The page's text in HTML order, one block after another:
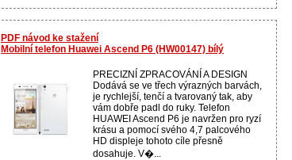
PDF návod ke stažení
Mobilní telefon Huawei Ascend P6 (HW00147) bílý
PRECIZNÍ ZPRACOVÁNÍ A DESIGN
Dodává se ve třech výrazných barvách,
je rychlejší, tenčí a tvarovaný tak, aby
vám dobře padl do ruky. Telefon
HUAWEI Ascend P6 je navržen pro ryzí
krásu a pomocí svého 4,7 palcového
HD displeje tohoto cíle přesně
dosahuje. V�...